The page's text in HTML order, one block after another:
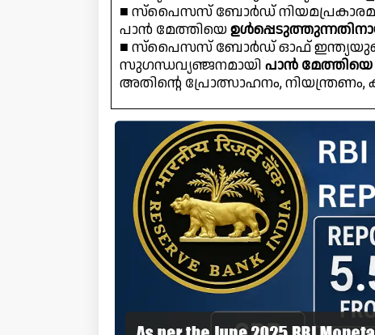
■ സ്‌പൈസസ് ബോർഡ്
പാൻ മേത്തിയെ
■ സ്‌പൈസസ് ബോർഡ് ഓഫ് ഇന്ത്യയുടെ
സുഗന്ധവ്യഞ്ജനമായി പാൻ
അതിന്റെ പ്രോത്സാഹനം,